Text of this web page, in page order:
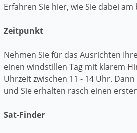
Erfahren Sie hier, wie Sie dabei
Zeitpunkt
Nehmen Sie für das Ausrichten
einen windstillen Tag mit klarem
Uhrzeit zwischen 11 - 14 Uhr.
und Sie erhalten rasch einen
Sat-Finder